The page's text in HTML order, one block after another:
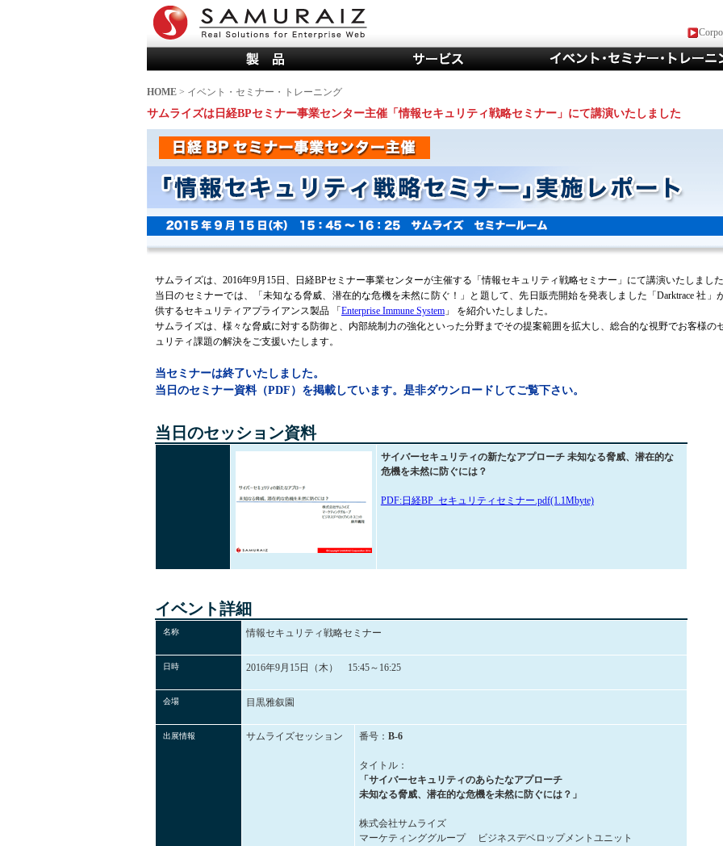
HOME > イベント・セミナー・トレーニング
サムライズは日経BPセミナー事業センター主催「情報セキュリティ戦略セミナー」にて講演いたしました
サムライズは、2016年9月15日、日経BPセミナー事業センターが主催する「情報セキュリティ戦略セミナー」にて講演いたしまし
当日のセミナーでは、「未知なる脅威、潜在的な危機を未然に防ぐ！」と題して、先日販売開始を発表しました「Darktrace 社」
供するセキュリティアプライアンス製品 「 Enterprise Immune System 」 を紹介いたしました。
サムライズは、様々な脅威に対する防御と、内部統制力の強化といった分野までその提案範囲を拡大し、総合的な視野でお客様の
ュリティ課題の解決をご支援いたします。
当セミナーは終了いたしました。
当日のセミナー資料（PDF）を掲載しています。是非ダウンロードしてご覧下さい。
当日のセッション資料
サイバーセキュリティの新たなアプローチ 未知なる脅威、潜在的な
危機を未然に防ぐには？
PDF:日経BP_セキュリティセミナー.pdf(1.1Mbyte)
イベント詳細
名称 情報セキュリティ戦略セミナー
日時 2016年9月15日（木） 15:45～16:25
会場 目黒雅叙園
出展情報 サムライズセッション 番号： B-6
タイトル：
「サイバーセキュリティのあらたなアプローチ
未知なる脅威、潜在的な危機を未然に防ぐには？」
株式会社サムライズ
マーケティンググループ ビジネスデベロップメントユニット